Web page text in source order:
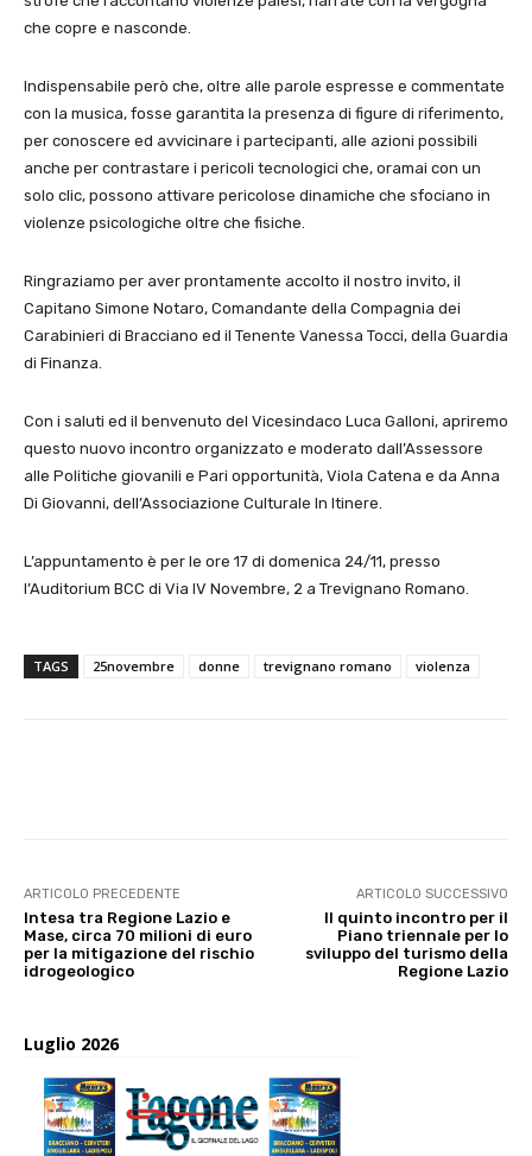
che copre e nasconde.
Indispensabile però che, oltre alle parole espresse e commentate
con la musica, fosse garantita la presenza di figure di riferimento,
per conoscere ed avvicinare i partecipanti, alle azioni possibili
anche per contrastare i pericoli tecnologici che, oramai con un
solo clic, possono attivare pericolose dinamiche che sfociano in
violenze psicologiche oltre che fisiche.
Ringraziamo per aver prontamente accolto il nostro invito, il
Capitano Simone Notaro, Comandante della Compagnia dei
Carabinieri di Bracciano ed il Tenente Vanessa Tocci, della Guardia
di Finanza.
Con i saluti ed il benvenuto del Vicesindaco Luca Galloni, apriremo
questo nuovo incontro organizzato e moderato dall’Assessore
alle Politiche giovanili e Pari opportunità, Viola Catena e da Anna
Di Giovanni, dell’Associazione Culturale In Itinere.
L’appuntamento è per le ore 17 di domenica 24/11, presso
l’Auditorium BCC di Via IV Novembre, 2 a Trevignano Romano.
TAGS 25novembre donne trevignano romano violenza
ARTICOLO PRECEDENTE
Intesa tra Regione Lazio e
Mase, circa 70 milioni di euro
per la mitigazione del rischio
idrogeologico
ARTICOLO SUCCESSIVO
Il quinto incontro per il
Piano triennale per lo
sviluppo del turismo della
Regione Lazio
Luglio 2026